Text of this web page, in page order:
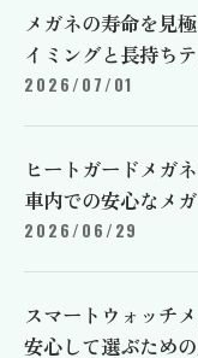
メガネの寿命を見
イミングと長持ち
2026/07/01
ヒートガードメガ
車内での安心なメ
2026/06/29
スマートウォッチ
安心して選ぶため